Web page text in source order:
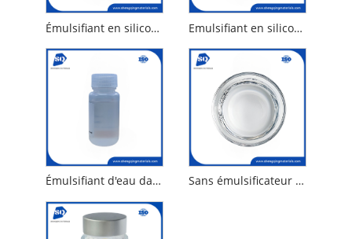
Émulsifiant en silicone cétyl peg / ppg-10/1 diméthicone Emulsifiant en silicone Lauryl Peg PPG-18/18 Méthicone
Émulsifiant d'eau dans le cyclopentasiloxane et PEG / PPG-18/18 diméthicone Sans émulsificateur diméthicone et pEG / PPG-18/18 diméthicone